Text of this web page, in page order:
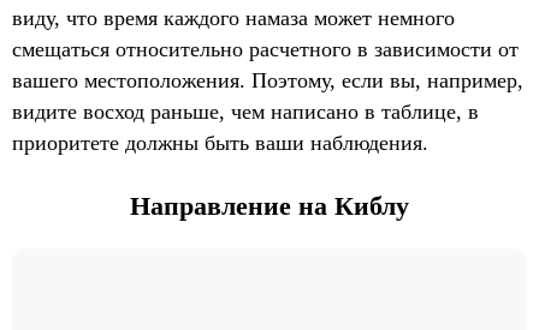
виду, что время каждого намаза может немного
смещаться относительно расчетного в зависимости от
вашего местоположения. Поэтому, если вы, например,
видите восход раньше, чем написано в таблице, в
приоритете должны быть ваши наблюдения.
Направление на Киблу